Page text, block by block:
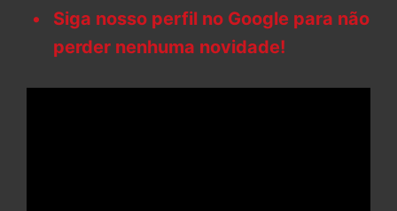
Siga nosso perfil no Google para não
perder nenhuma novidade!